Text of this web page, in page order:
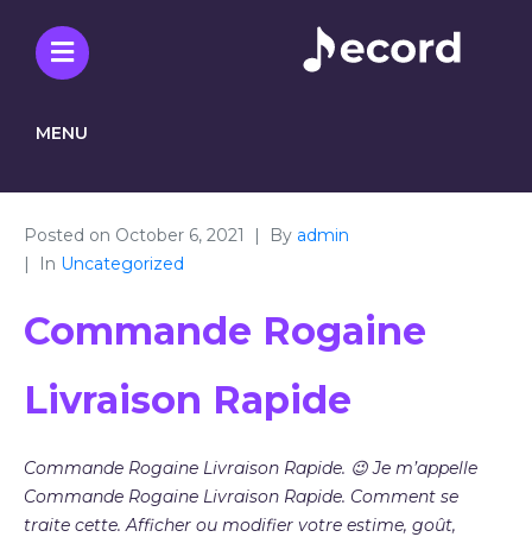
MENU
Posted on October 6, 2021 By admin
In Uncategorized
Commande Rogaine
Livraison Rapide
Commande Rogaine Livraison Rapide. 😉 Je m’appelle
Commande Rogaine Livraison Rapide. Comment se
traite cette. Afficher ou modifier votre estime, goût,